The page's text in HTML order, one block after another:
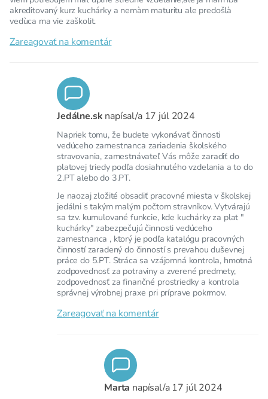
akreditovaný kurz kuchárky a nemàm maturitu ale predošlà
vedùca ma vie zaškolit.
Zareagovať na komentár
Jedálne.sk napísal/a 17 júl 2024
Napriek tomu, že budete vykonávať činnosti
vedúceho zamestnanca zariadenia školského
stravovania, zamestnávateľ Vás môže zaradiť do
platovej triedy podľa dosiahnutého vzdelania a to do
2.PT alebo do 3.PT.
Je naozaj zložité obsadiť pracovné miesta v školskej
jedálni s takým malým počtom stravníkov. Vytvárajú
sa tzv. kumulované funkcie, kde kuchárky za plat "
kuchárky" zabezpečujú činnosti vedúceho
zamestnanca , ktorý je podľa katalógu pracovných
činností zaradený do činností s prevahou duševnej
práce do 5.PT. Stráca sa vzájomná kontrola, hmotná
zodpovednosť za potraviny a zverené predmety,
zodpovednosť za finančné prostriedky a kontrola
správnej výrobnej praxe pri príprave pokrmov.
Zareagovať na komentár
Marta napísal/a 17 júl 2024